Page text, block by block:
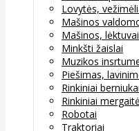
Lovytės,
Mašinos
Mašinos,
Minkšti žaislai
Muzikos
Piešimas,
Rinkiniai
Rinkiniai
Robotai
Traktoriai